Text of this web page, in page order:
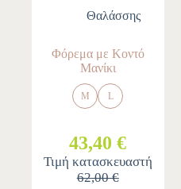
Θαλάσσης
Φόρεμα με Κοντό
Μανίκι
M L
43,40 €
Τιμή κατασκευαστή
62,00 €